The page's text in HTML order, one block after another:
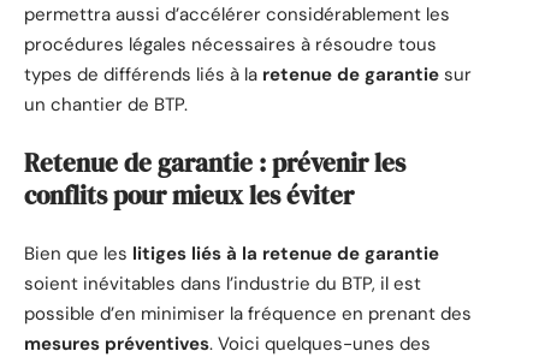
permettra aussi d’accélérer considérablement les
procédures légales nécessaires à résoudre tous
types de différends liés à la retenue de garantie sur
un chantier de BTP.
Retenue de garantie : prévenir les
conflits pour mieux les éviter
Bien que les litiges liés à la retenue de garantie
soient inévitables dans l’industrie du BTP, il est
possible d’en minimiser la fréquence en prenant des
mesures préventives. Voici quelques-unes des